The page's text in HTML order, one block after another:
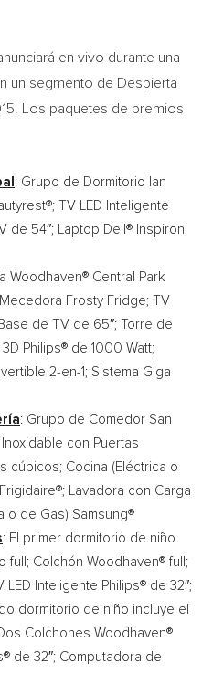
en vivo durante una
un segmento de Despierta
Los paquetes de premios
: Grupo de Dormitorio Ian
TV LED Inteligente
de 54″; Laptop Dell® Inspiron
Woodhaven® Central Park
Frosty Fridge; TV
de TV de 65″; Torre de
Philips® de 1000 Watt;
2-en-1; Sistema Giga
: Grupo de Comedor San
con Puertas
cúbicos; Cocina (Eléctrica o
Lavadora con Carga
o de Gas) Samsung®
: El primer dormitorio de niño
full; Colchón Woodhaven® full;
Inteligente Philips® de 32″;
dormitorio de niño incluye el
Colchones Woodhaven®
de 32″; Computadora de